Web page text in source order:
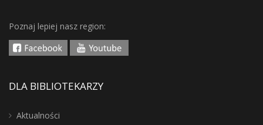
Poznaj lepiej nasz region:
DLA BIBLIOTEKARZY
Aktualności